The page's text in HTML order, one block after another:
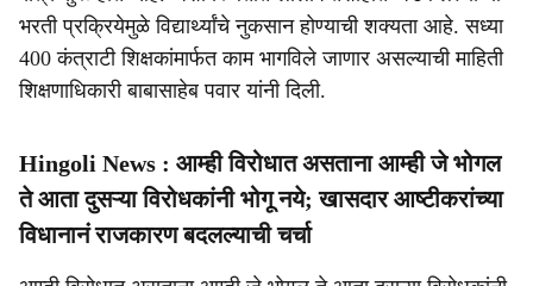
भरती प्रक्रियेमुळे विद्यार्थ्यांचे नुकसान होण्याची शक्यता आहे. सध्या
400 कंत्राटी शिक्षकांमार्फत काम भागविले जाणार असल्याची माहिती
शिक्षणाधिकारी बाबासाहेब पवार यांनी दिली.
Hingoli News : आम्ही विरोधात असताना आम्ही जे भोगल
ते आता दुसऱ्या विरोधकांनी भोगू नये; खासदार आष्टीकरांच्या
विधानानं राजकारण बदलल्याची चर्चा